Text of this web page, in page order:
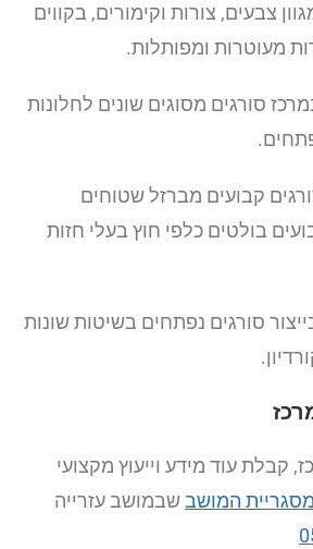
צבעים, צורות וקימורים, בקווים
מעוטרות ומפותלות.
סורגים מסוגים שונים לחלונות
קבועים מברזל שטוחים
בולטים כלפי חוץ בעלי חזות
סורגים נפתחים בשיטות שונות
קבלת עוד מידע וייעוץ מקצועי
מסגריית המושבשבמושב עזרייה